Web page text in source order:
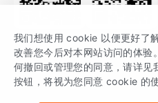
SDK 文档
场景指南
关注公众号 获取更多干货
GrowingIO 是专注于数据智能分析
分
我们想使用 cookie 以便更好了
改善您今后对本网站访问的体
何撤回或管理您的同意，请详见
按钮，将视为您同意 cookie 的使